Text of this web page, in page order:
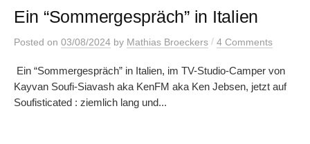
Ein “Sommergespräch” in Italien
Posted on 03/08/2024 by Mathias Broeckers / 4 Comments
Ein “Sommergespräch” in Italien, im TV-Studio-Camper von
Kayvan Soufi-Siavash aka KenFM aka Ken Jebsen, jetzt auf
Soufisticated : ziemlich lang und...